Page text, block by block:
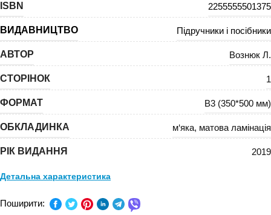
ISBN 2255555501375
ВИДАВНИЦТВО Підручники і посібники
АВТОР Вознюк Л.
СТОРІНОК 1
ФОРМАТ В3 (350*500 мм)
ОБКЛАДИНКА м‘яка, матова ламінація
РІК ВИДАННЯ 2019
Детальна характеристика
ПРЕДМЕТ:
Поширити: